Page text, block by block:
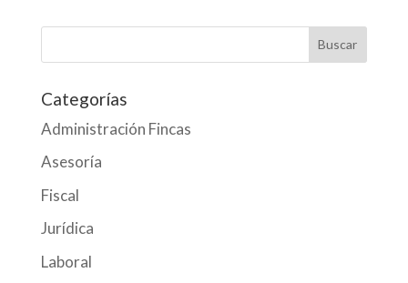
Categorías
Administración Fincas
Asesoría
Fiscal
Jurídica
Laboral